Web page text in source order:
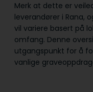
Merk at dette er
leverandører i Rana,
vil variere basert på
omfang. Denne
utgangspunkt for å
vanlige